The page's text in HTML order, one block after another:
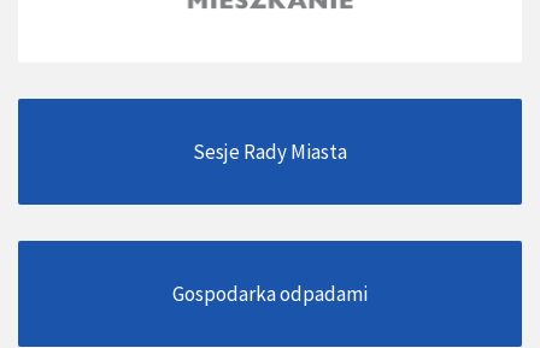
Sesje Rady Miasta
Gospodarka odpadami